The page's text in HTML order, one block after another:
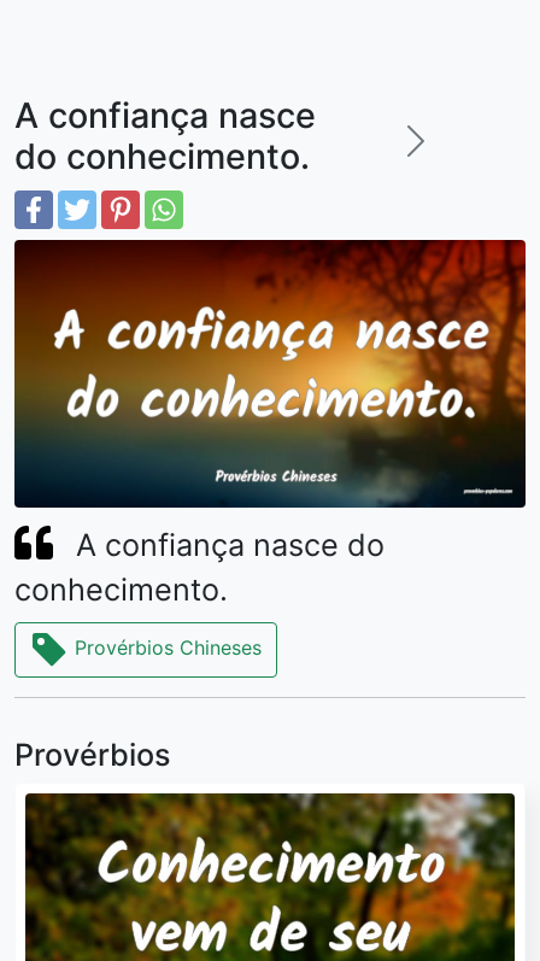
A confiança nasce
do conhecimento.
A confiança nasce do
conhecimento.
Provérbios Chineses
Provérbios